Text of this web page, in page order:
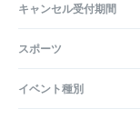
キャンセル受付期間
スポーツ
イベント種別